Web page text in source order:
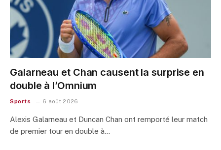
Galarneau et Chan causent la surprise en
double à l’Omnium
Sports 6 août 2026
Alexis Galarneau et Duncan Chan ont remporté leur match
de premier tour en double à…